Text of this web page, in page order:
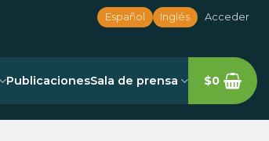
Español Inglés Acceder
PublicacionesSala de prensa $0